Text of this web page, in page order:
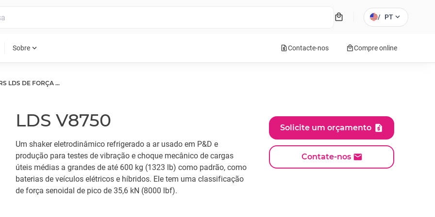
local_mall / PT expand_more
Sobre expand_more request_quoteContacte-nos local_mallCompre online
SHAKERS LDS DE FORÇA MÉDIA
LDS V8750
Um shaker eletrodinâmico refrigerado a ar usado em P&D e
produção para testes de vibração e choque mecânico de cargas
úteis médias a grandes de até 600 kg (1323 lb) como padrão, como
baterias de veículos elétricos e híbridos. Ele tem uma classificação
de força senoidal de pico de 35,6 kN (8000 lbf).
Solicite um orçamento
Contate-nos